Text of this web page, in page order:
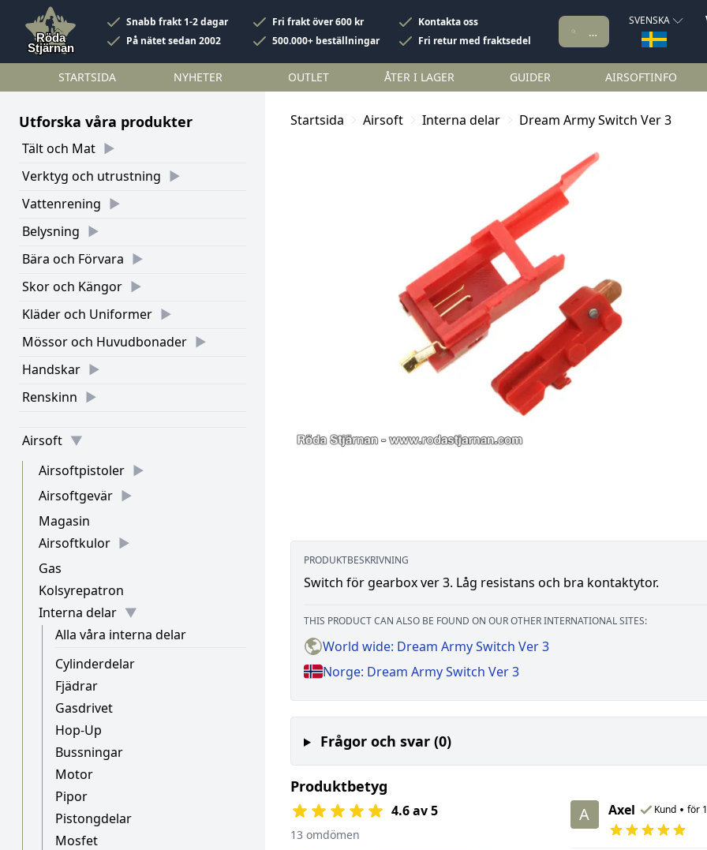
Snabb frakt 1-2 dagar Fri frakt över 600 kr
Kontakta oss
På nätet sedan 2002
500.000+ beställningar Fri retur med fraktsedel
SVENSKA
STARTSIDA NYHETER OUTLET ÅTER I LAGER GUIDER AIRSOFTINFO
Utforska våra produkter
Tält och Mat
Verktyg och utrustning
Vattenrening
Belysning
Bära och Förvara
Skor och Kängor
Kläder och Uniformer
Mössor och Huvudbonader
Handskar
Renskinn
Airsoft
Airsoftpistoler
Airsoftgevär
Magasin
Airsoftkulor
Gas
Kolsyrepatron
Interna delar
Alla våra interna delar
Cylinderdelar
Fjädrar
Gasdrivet
Hop-Up
Bussningar
Motor
Pipor
Pistongdelar
Mosfet
Startsida Airsoft Interna delar Dream Army Switch Ver 3
PRODUKTBESKRIVNING
Switch för gearbox ver 3. Låg resistans och bra kontaktytor.
THIS PRODUCT CAN ALSO BE FOUND ON OUR OTHER INTERNATIONAL SITES:
World wide: Dream Army Switch Ver 3
Norge: Dream Army Switch Ver 3
Frågor och svar (0)
Produktbetyg
4.6 av 5
13 omdömen
A Axel Kund • för